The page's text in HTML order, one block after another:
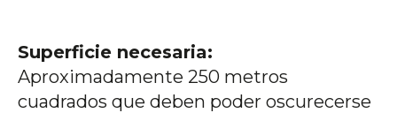
Superficie necesaria:
Aproximadamente 250 metros
cuadrados que deben poder oscurecerse